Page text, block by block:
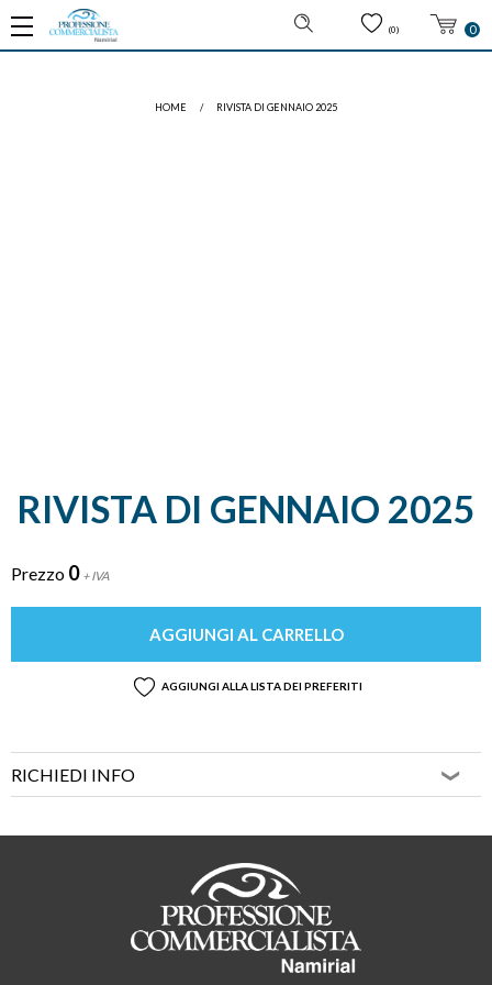
(0) 0
HOME / RIVISTA DI GENNAIO 2025
RIVISTA DI GENNAIO 2025
Prezzo 0 + IVA
AGGIUNGI AL CARRELLO
AGGIUNGI ALLA LISTA DEI PREFERITI
RICHIEDI INFO